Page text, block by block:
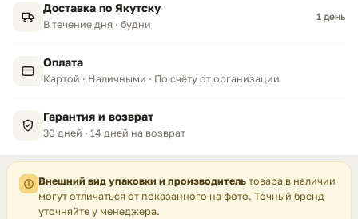
Доставка по Якутску
В течение дня · будни
1 день
Оплата
Картой · Наличными · По счёту от организации
Гарантия и возврат
30 дней · 14 дней на возврат
Внешний вид упаковки и производитель товара в наличии
могут отличаться от показанного на фото. Точный бренд
уточняйте у менеджера.